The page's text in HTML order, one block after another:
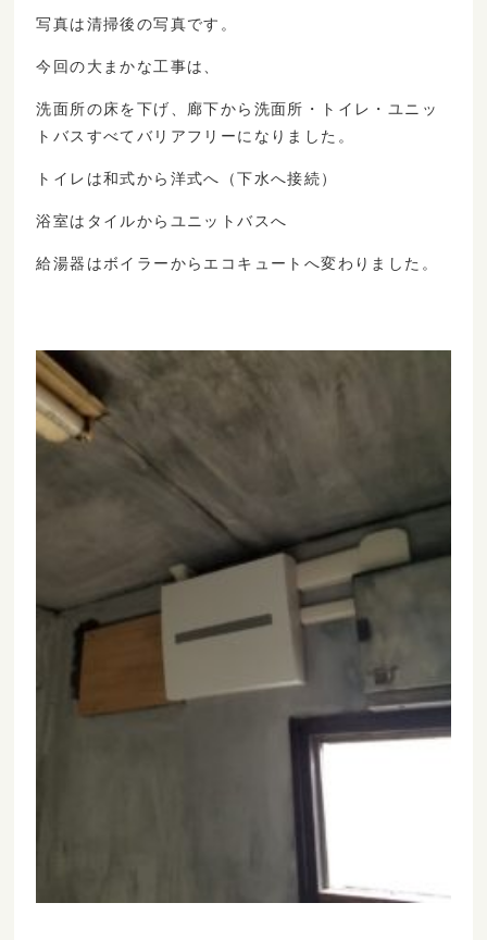
写真は清掃後の写真です。
今回の大まかな工事は、
洗面所の床を下げ、廊下から洗面所・トイレ・ユニッ
トバスすべてバリアフリーになりました。
トイレは和式から洋式へ（下水へ接続）
浴室はタイルからユニットバスへ
給湯器はボイラーからエコキュートへ変わりました。